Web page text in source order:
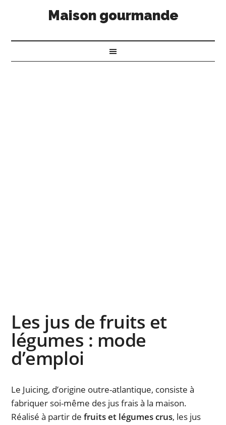
Maison gourmande
Les jus de fruits et
légumes : mode
d’emploi
Le Juicing, d’origine outre-atlantique, consiste à
fabriquer soi-même des jus frais à la maison.
Réalisé à partir defruits et légumes crus, les jus